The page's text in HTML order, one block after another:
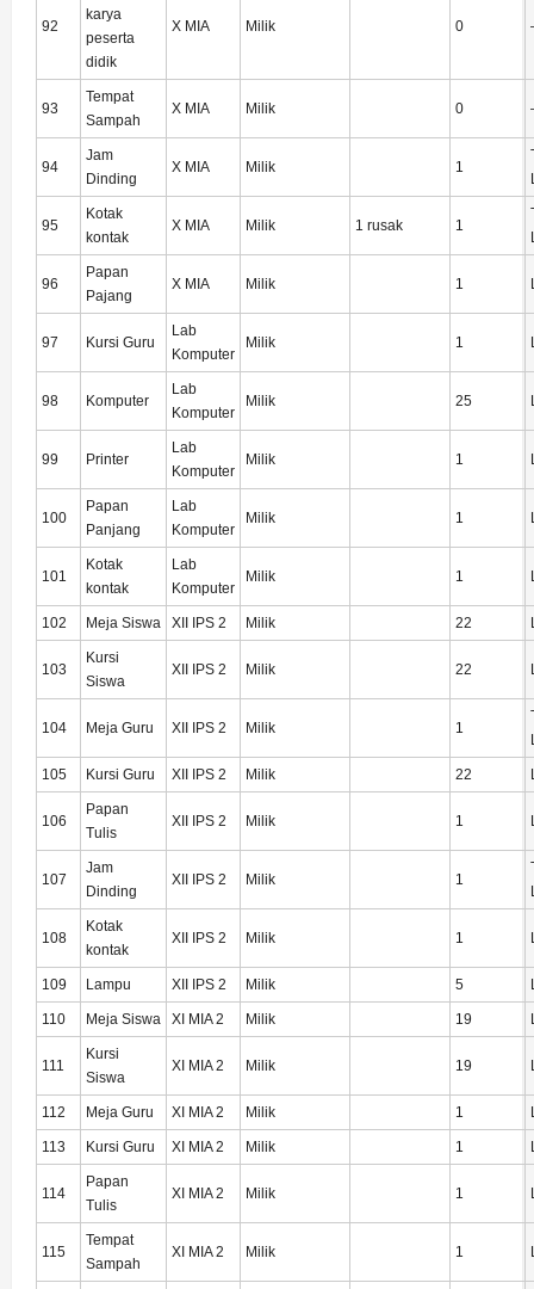
92
karya
peserta
didik
X MIA Milik 0
93
Tempat
Sampah
X MIA Milik 0
94
Jam
Dinding
X MIA Milik 1
95
Kotak
kontak
X MIA Milik 1 rusak 1
96
Papan
Pajang
X MIA Milik 1
97 Kursi Guru
Lab
Komputer
Milik 1
98 Komputer
Lab
Komputer
Milik 25
99 Printer
Lab
Komputer
Milik 1
100
Papan
Panjang
Lab
Komputer
Milik 1
101
Kotak
kontak
Lab
Komputer
Milik 1
102 Meja Siswa XII IPS 2 Milik 22
103
Kursi
Siswa
XII IPS 2 Milik 22
104 Meja Guru XII IPS 2 Milik 1
105 Kursi Guru XII IPS 2 Milik 22
106
Papan
Tulis
XII IPS 2 Milik 1
107
Jam
Dinding
XII IPS 2 Milik 1
108
Kotak
kontak
XII IPS 2 Milik 1
109 Lampu XII IPS 2 Milik 5
110 Meja Siswa XI MIA 2 Milik 19
111
Kursi
Siswa
XI MIA 2 Milik 19
112 Meja Guru XI MIA 2 Milik 1
113 Kursi Guru XI MIA 2 Milik 1
114
Papan
Tulis
XI MIA 2 Milik 1
115
Tempat
Sampah
XI MIA 2 Milik 1